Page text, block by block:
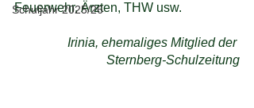
Schuljahr 2025/26
Feuerwehr, Ärzten, THW usw.
Irinia, ehemaliges Mitglied der
Sternberg-Schulzeitung